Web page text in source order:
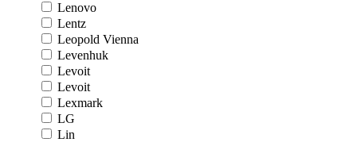
Lenovo
Lentz
Leopold Vienna
Levenhuk
Levoit
Levoit
Lexmark
LG
Lin